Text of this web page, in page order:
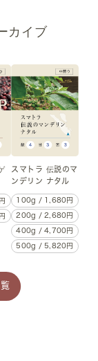
カイブ
スマトラ 伝説のマ
ンデリン ナタル
100g / 1,680円
200g / 2,680円
400g / 4,700円
500g / 5,820円